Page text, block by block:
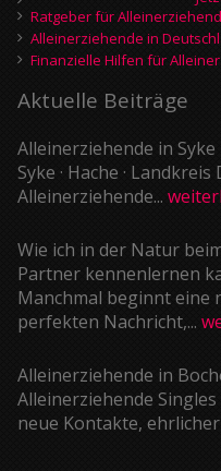
Ratgeber für
Alleinerziehende in
Finanzielle Hilfen für
Aktuelle Beiträge
Alleinerziehende in Syke
Syke · Hache ·
Alleinerziehende...
Wie ich in der Natur
Partner kennenlernen
Manchmal beginnt eine
perfekten Nachricht,...
Alleinerziehende in
Alleinerziehende
neue Kontakte, ehrlicher